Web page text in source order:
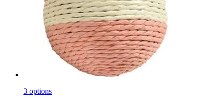
3 options